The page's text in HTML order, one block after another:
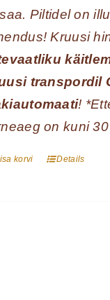
Piltidel on
Kruusi
transpordil
!
on kuni
korvi Details